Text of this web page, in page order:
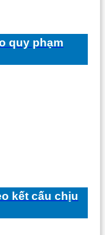
quy phạm
kết cấu chịu